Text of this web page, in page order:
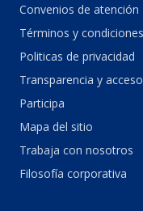
Convenios de atención
Términos y condiciones
Politicas de privacidad
Transparencia y
Participa
Mapa del sitio
Trabaja con nosotros
Filosofía corporativa